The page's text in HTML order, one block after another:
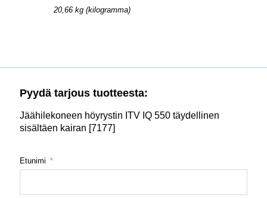
20,66 kg (kilogramma)
Pyydä tarjous tuotteesta:
Jäähilekoneen höyrystin ITV IQ 550 täydellinen
sisältäen kairan [7177]
Etunimi